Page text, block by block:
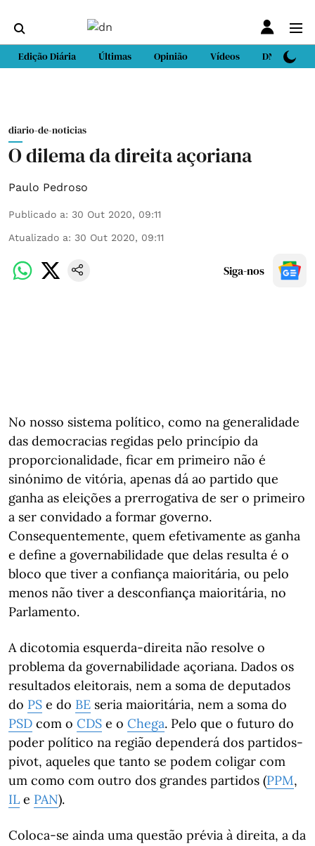
Edição Diária Últimas Opinião Vídeos DN Sport
diario-de-noticias
O dilema da direita açoriana
Paulo Pedroso
Publicado a: 30 Out 2020, 09:11
Atualizado a: 30 Out 2020, 09:11
Siga-nos
No nosso sistema político, como na generalidade
das democracias regidas pelo princípio da
proporcionalidade, ficar em primeiro não é
sinónimo de vitória, apenas dá ao partido que
ganha as eleições a prerrogativa de ser o primeiro
a ser convidado a formar governo.
Consequentemente, quem efetivamente as ganha
e define a governabilidade que delas resulta é o
bloco que tiver a confiança maioritária, ou pelo
menos não tiver a desconfiança maioritária, no
Parlamento.
A dicotomia esquerda-direita não resolve o
problema da governabilidade açoriana. Dados os
resultados eleitorais, nem a soma de deputados
do PS e do BE seria maioritária, nem a soma do
PSD com o CDS e o Chega. Pelo que o futuro do
poder político na região dependerá dos partidos-
pivot, aqueles que tanto se podem coligar com
um como com outro dos grandes partidos (PPM,
IL e PAN).
Coloca-se ainda uma questão prévia à direita, a da